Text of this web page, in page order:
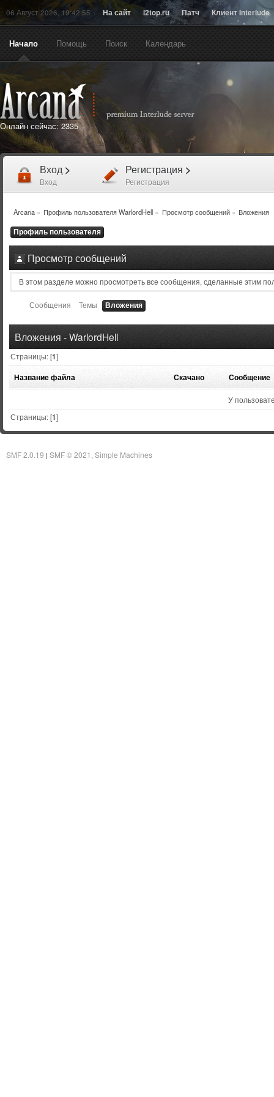
06 Август 2026, 19:42:55 На сайт l2top.ru Патч Клиент Interlude
Начало Помощь Поиск Календарь
Онлайн сейчас: 2335
Вход >
Вход
Регистрация >
Регистрация
Arcana» Профиль пользователя WarlordHell » Просмотр сообщений» Вложения
Профиль пользователя
Просмотр сообщений
В этом разделе можно просмотреть все сообщения, сделанные этим
Сообщения Темы Вложения
Вложения - WarlordHell
Страницы: [1]
Название файла Скачано Сообщение
У
Страницы: [1]
SMF 2.0.19 | SMF © 2021 Simple Machines